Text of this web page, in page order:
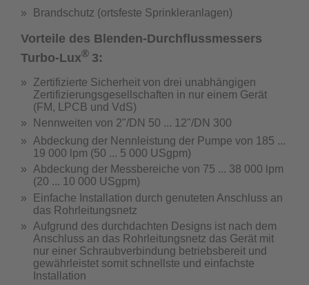
Brandschutz (ortsfeste Sprinkleranlagen)
Vorteile des Blenden-Durchflussmessers
Turbo-Lux® 3:
Zertifizierte Sicherheit von drei unabhängigen
Zertifizierungsgesellschaften in nur einem Gerät
(FM, LPCB und VdS)
Nennweiten von 2"/DN 50 ... 12"/DN 300
Abdeckung der Nennleistung der Pumpe von 185 ...
19 000 lpm (50 ... 5 000 USgpm)
Abdeckung der Messbereiche von 75 ... 38 000 lpm
(20 ... 10 000 USgpm)
Einfache Installation durch genuteten Anschluss an
das Rohrleitungsnetz
Aufgrund des durchdachten Designs ist nach dem
Anschluss an das Rohrleitungsnetz das Gerät mit
nur einer Schraubverbindung betriebsbereit und
gewährleistet somit schnellste und einfachste
Installation